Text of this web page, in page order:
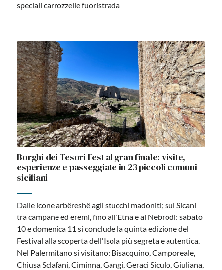
speciali carrozzelle fuoristrada
Borghi dei Tesori Fest al gran finale: visite,
esperienze e passeggiate in 23 piccoli comuni
siciliani
Dalle icone arbëreshë agli stucchi madoniti; sui Sicani
tra campane ed eremi, fino all'Etna e ai Nebrodi: sabato
10 e domenica 11 si conclude la quinta edizione del
Festival alla scoperta dell'Isola più segreta e autentica.
Nel Palermitano si visitano: Bisacquino, Camporeale,
Chiusa Sclafani, Ciminna, Gangi, Geraci Siculo, Giuliana,